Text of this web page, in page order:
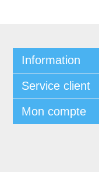
Information
Service client
Mon compte